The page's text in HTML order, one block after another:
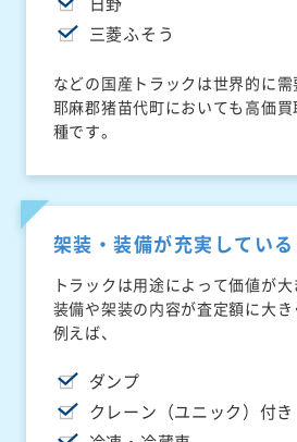
三菱ふそう
などの国産トラックは世界的に
耶麻郡猪苗代町においても高価
種です。
架装・装備が充実してい
トラックは用途によって価値が大
装備や架装の内容が査定額に大き
例えば、
ダンプ
クレーン（ユニック）付き